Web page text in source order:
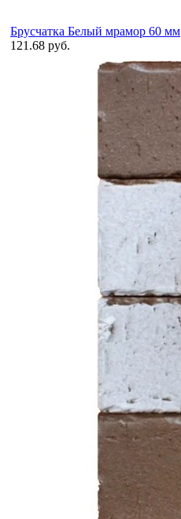
Брусчатка Белый мрамор 60 мм
121.68 руб.